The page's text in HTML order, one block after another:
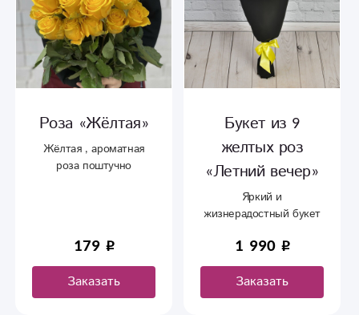
Роза «Жёлтая»
Жёлтая , ароматная
роза поштучно
179
Заказать
Букет из 9
желтых роз
«Летний вечер»
Яркий и
жизнерадостный букет
перевязанных лентой.
Поднимет настроение и
станет отличным
подарком коллеге или
1 990
Заказать